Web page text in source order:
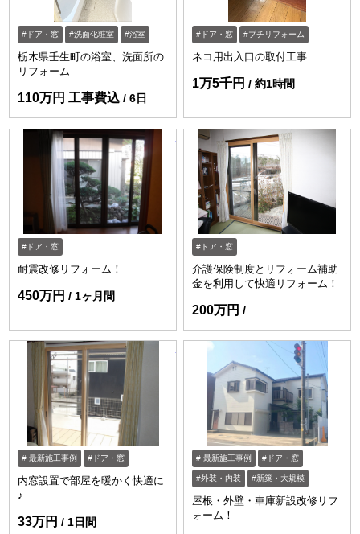
ドア・窓 洗面化粧室 浴室
栃木県壬生町の浴室、洗面所の
リフォーム
110万円 工事費込 6日
ドア・窓 プチリフォーム
ネコ用出入口の取付工事
1万5千円 約1時間
https://www.enessance-reform.com/
ドア・窓
耐震改修リフォーム！
450万円 1ヶ月間
ドア・窓
介護保険制度とリフォーム補助
金を利用して快適リフォーム！
200万円
https://www.enessance-reform.com/
最新施工事例 ドア・窓
内窓設置で部屋を暖かく快適に
♪
33万円 1日間
最新施工事例 ドア・窓
外装・内装 新築・大規模
屋根・外壁・車庫新設改修リフ
ォーム！